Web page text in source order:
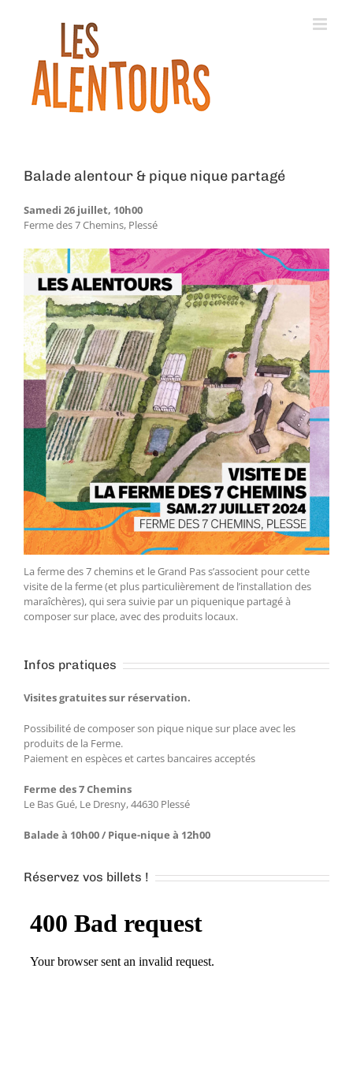
Balade alentour & pique nique partagé
Samedi 26 juillet, 10h00
Ferme des 7 Chemins, Plessé
La ferme des 7 chemins et le Grand Pas s’associent pour cette
visite de la ferme (et plus particulièrement de l’installation des
maraîchères), qui sera suivie par un piquenique partagé à
composer sur place, avec des produits locaux.
Infos pratiques
Visites gratuites sur réservation.
Possibilité de composer son pique nique sur place avec les
produits de la Ferme.
Paiement en espèces et cartes bancaires acceptés
Ferme des 7 Chemins
Le Bas Gué, Le Dresny, 44630 Plessé
Balade à 10h00 / Pique-nique à 12h00
Réservez vos billets !